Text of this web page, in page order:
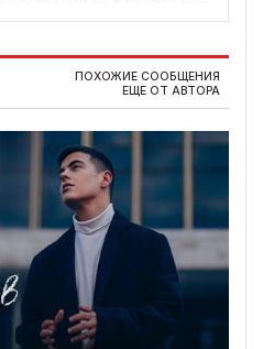
ПОХОЖИЕ СООБЩЕНИЯ
ЕЩЕ ОТ АВТОРА